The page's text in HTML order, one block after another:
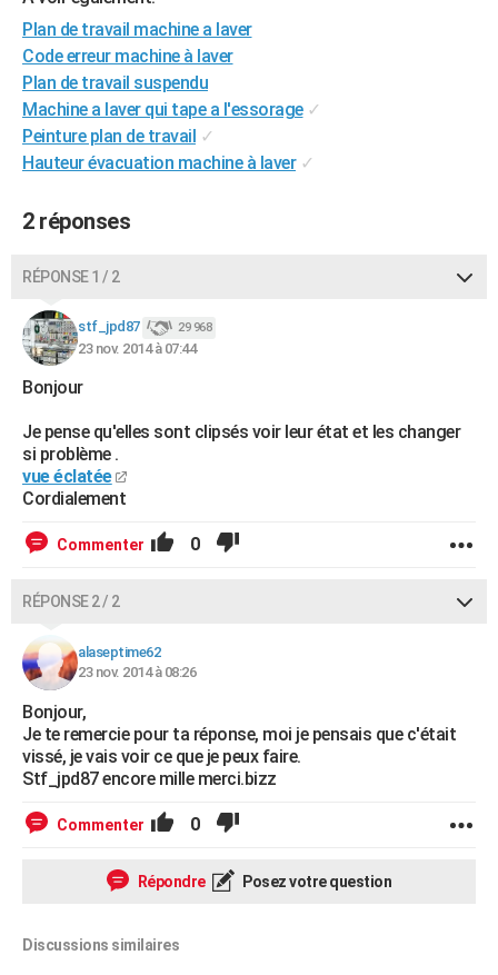
Destinations
City break
Voyage nature
Voyage de noces
Forum
Climat
+PHOTO
GUIDES D'ACHAT
BONS PLANS
CARTE DE VOEUX
S'inscrire
Se connecter
Lycées
Collèges
Primaires
Universités
Entreprises
Service militaire
Avis de recherche
AVIS DE DÉCÈS
FORUM
Bricolage
Lifestyle
Culture
Sport
Auto
Television
Voyage
Cinema
Plan de travail machine a laver
Code erreur machine à laver
Plan de travail suspendu
Machine a laver qui tape a l'essorage ✓
Peinture plan de travail ✓
Hauteur évacuation machine à laver ✓
2 réponses
RÉPONSE 1 / 2
stf_jpd87 29 968
23 nov. 2014 à 07:44
Bonjour
Je pense qu'elles sont clipsés voir leur état et les changer
si problème .
vue éclatée
Cordialement
Commenter 0
RÉPONSE 2 / 2
alaseptime62
23 nov. 2014 à 08:26
Bonjour,
Je te remercie pour ta réponse, moi je pensais que c'était
vissé, je vais voir ce que je peux faire.
Stf_jpd87 encore mille merci.bizz
Commenter 0
Répondre Posez votre question
Discussions similaires